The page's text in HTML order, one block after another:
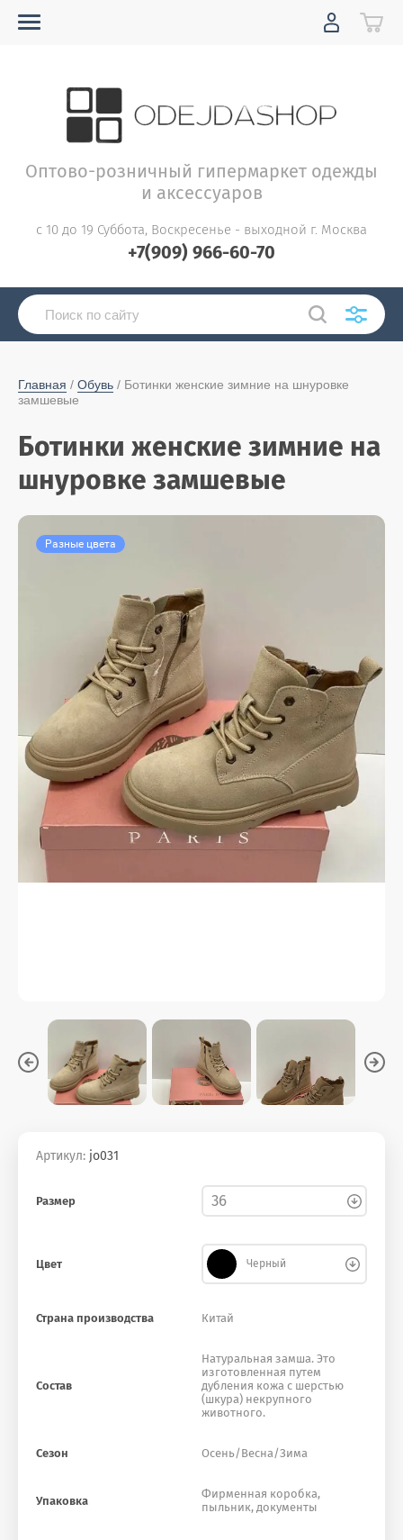
Оптово-розничный гипермаркет одежды
и аксессуаров
с 10 до 19 Суббота, Воскресенье - выходной г. Москва
+7(909) 966-60-70
Главная / Обувь / Ботинки женские зимние на шнуровке
замшевые
Ботинки женские зимние на
шнуровке замшевые
Разные цвета
Артикул: jo031
Размер
Цвет Черный
Страна производства Китай
Состав
Натуральная замша. Это
изготовленная путем
дубления кожа с шерстью
(шкура) некрупного
животного.
Сезон Осень/Весна/Зима
Упаковка
Фирменная коробка,
пыльник, документы